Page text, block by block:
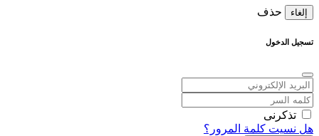
إلغاء حذف
تسجيل الدخول
تذكرنى
هل نسيت كلمة المرور؟